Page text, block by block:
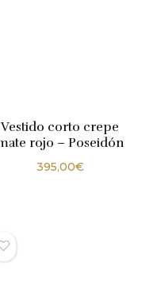
Vestido corto crepe
rojo – Poseidón
395,00€